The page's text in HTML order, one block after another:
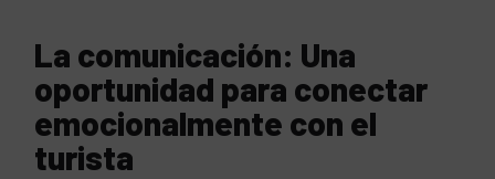
La comunicación: Una
oportunidad para conectar
emocionalmente con el
turista